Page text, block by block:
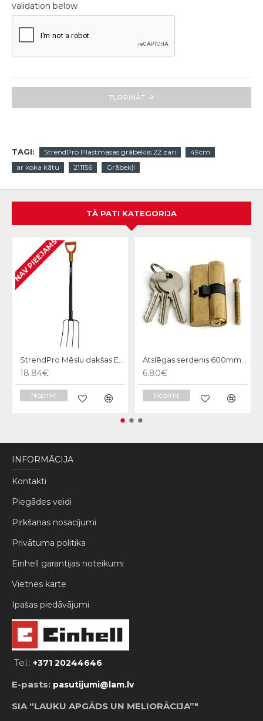
validation below
TURPINĀT
TAGI: StrendPro Plastmasas grābeklis 22 zari
49cm
ar koka kātu
211156 Grābekļi
TĀ PATI KATEGORIJA
NAV PIEEJAMS
StrendPro Mēslu dakšas ErgoLine1200
18.84€
Nopirkt
Atslēgas serdenis 600mm Strend pro
6.80€
Nopirkt
INFORMĀCIJA
Kontakti
Piegādes veidi
Pirkšanas nosacījumi
Privātuma politika
Einhell garantijas noteikumi
Vietnes karte
Ipašas piedāvājumi
Tel.: +371 20244646
E-pasts: pasutijumi@lam.lv
SIA “LAUKU APGĀDS UN MELIORĀCIJA”"